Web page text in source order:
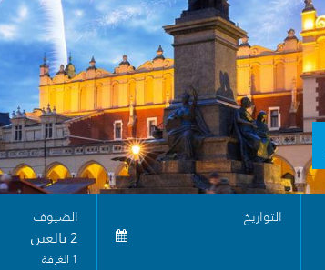
التواريخ الضيوف
2 بالغين
1 الغرفة